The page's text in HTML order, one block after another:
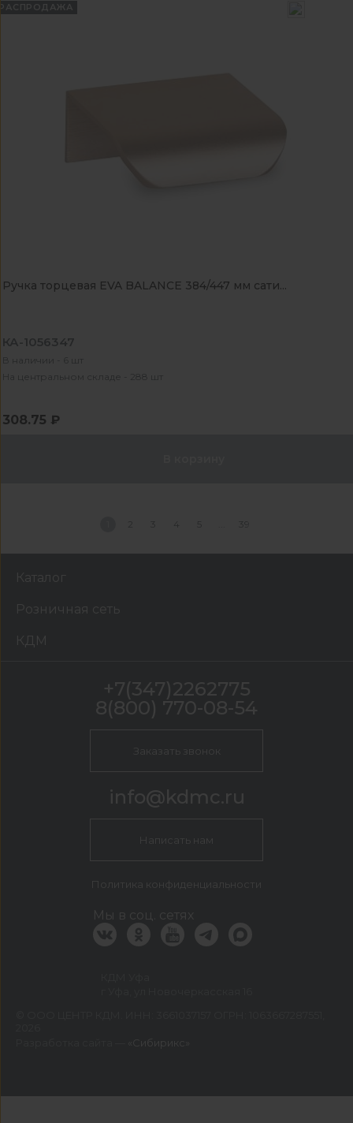
Ручка торцевая EVA BALANCE 384/447 мм сати...
КА-1056347
В наличии - 6 шт
На центральном складе - 288 шт
308.75 ₽
2 4 5
Каталог
Розничная сеть
КДМ
+7(347)2262775
8(800) 770-08-54
Заказать звонок
info@kdmc.ru
Написать нам
Политика конфиденциальности
Мы в соц. сетях
«Сибирикс»